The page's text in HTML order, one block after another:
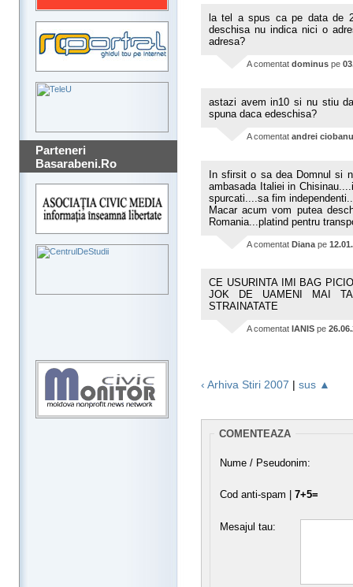
Parteneri
Basarabeni.Ro
la tel a spus ca pe data de
deschisa nu indica nici o
adresa?
A comentat dominus pe
astazi avem in10 si nu stiu
spuna daca edeschisa?
A comentat andrei ciobanu
In sfirsit o sa dea Domnul si
ambasada Italiei in
spurcati....sa fim
Macar acum vom putea
Romania...platind pentru
A comentat Diana pe
CE USURINTA IMI BAG
JOK DE UAMENI MAI
STRAINATATE
A comentat IANIS pe
‹ Arhiva Stiri 2007 | sus ▲
COMENTEAZA
Nume / Pseudonim:
Cod anti-spam | 7+5=
Mesajul tau: